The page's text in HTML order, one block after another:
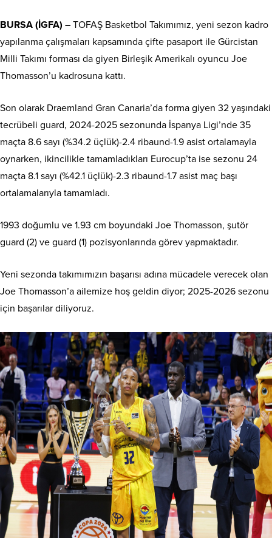
BURSA (İGFA) – TOFAŞ Basketbol Takımımız, yeni sezon kadro
yapılanma çalışmaları kapsamında çifte pasaport ile Gürcistan
Milli Takımı forması da giyen Birleşik Amerikalı oyuncu Joe
Thomasson’u kadrosuna kattı.
Son olarak Draemland Gran Canaria’da forma giyen 32 yaşındaki
tecrübeli guard, 2024-2025 sezonunda İspanya Ligi’nde 35
maçta 8.6 sayı (%34.2 üçlük)-2.4 ribaund-1.9 asist ortalamayla
oynarken, ikincilikle tamamladıkları Eurocup’ta ise sezonu 24
maçta 8.1 sayı (%42.1 üçlük)-2.3 ribaund-1.7 asist maç başı
ortalamalarıyla tamamladı.
1993 doğumlu ve 1.93 cm boyundaki Joe Thomasson, şutör
guard (2) ve guard (1) pozisyonlarında görev yapmaktadır.
Yeni sezonda takımımızın başarısı adına mücadele verecek olan
Joe Thomasson’a ailemize hoş geldin diyor; 2025-2026 sezonu
için başarılar diliyoruz.